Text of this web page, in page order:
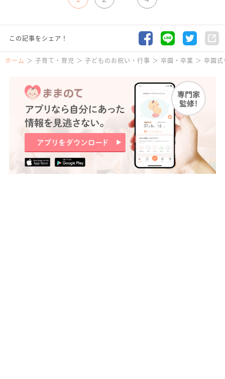
この記事をシェア！
ホーム 子育て・育児 子どものお祝い・行事 卒園・卒業 卒園